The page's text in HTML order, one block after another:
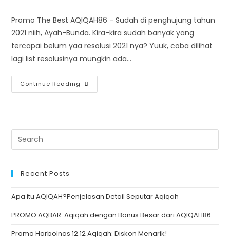
Promo The Best AQIQAH86 - Sudah di penghujung tahun
2021 niih, Ayah-Bunda. Kira-kira sudah banyak yang
tercapai belum yaa resolusi 2021 nya? Yuuk, coba dilihat
lagi list resolusinya mungkin ada…
Continue Reading Promo
Ter
2021,
BESTSEMBER
Recent Posts
Apa itu AQIQAH?Penjelasan Detail Seputar Aqiqah
PROMO AQBAR: Aqiqah dengan Bonus Besar dari AQIQAH86
Promo Harbolnas 12.12 Aqiqah: Diskon Menarik!